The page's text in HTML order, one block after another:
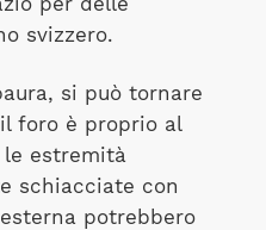
svizzero.
si può tornare
foro è proprio al
estremità
schiacciate con
potrebbero